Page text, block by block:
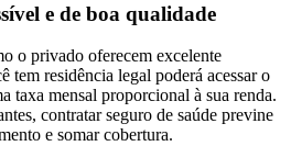
e de boa qualidade
o privado oferecem excelente
tem residência legal poderá acessar o
taxa mensal proporcional à sua renda.
contratar seguro de saúde previne
e somar cobertura.